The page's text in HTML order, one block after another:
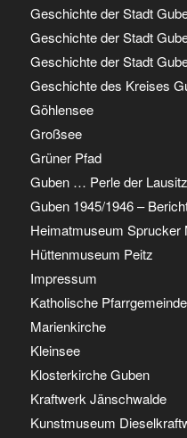
Geschichte der Stadt
Geschichte der Stadt
Geschichte der Stadt
Geschichte des Kreises
Göhlensee
Großsee
Grüner Pfad
Guben … Perle der Lausitz
Guben 1945/1946 –
Heimatmuseum Sprucker
Hüttenmuseum Peitz
Impressum
Katholische
Marienkirche
Kleinsee
Klosterkirche Guben
Kraftwerk Jänschwalde
Kunstmuseum